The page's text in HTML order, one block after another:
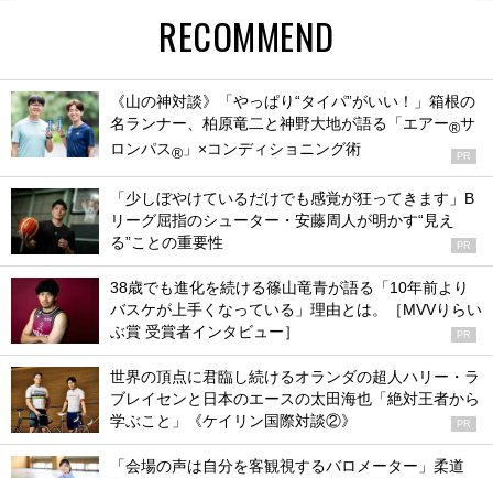
RECOMMEND
《山の神対談》「やっぱり“タイパ”がいい！」箱根の
名ランナー、柏原竜二と神野大地が語る「エアー®サ
ロンパス® 」×コンディショニング術 PR
「少しぼやけているだけでも感覚が狂ってきます」B
リーグ屈指のシューター・安藤周人が明かす“見え
る”ことの重要性
PR
38歳でも進化を続ける篠山竜青が語る「10年前より
バスケが上手くなっている」理由とは。［MVVりらい
ぶ賞 受賞者インタビュー］
PR
世界の頂点に君臨し続けるオランダの超人ハリー・ラ
ブレイセンと日本のエースの太田海也「絶対王者から
学ぶこと」《ケイリン国際対談②》
PR
「会場の声は自分を客観視するバロメーター」柔道